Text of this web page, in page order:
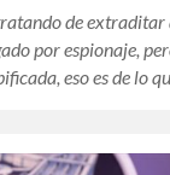
de extraditar
por espionaje,
eso es de lo